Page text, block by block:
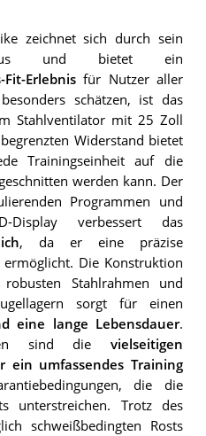
zeichnet sich durch sein
und bietet ein
Erlebnisfür Nutzer aller
schätzen, ist das
Stahlventilator mit 25 Zoll
Widerstand bietet
Trainingseinheit auf die
werden kann. Der
Programmen und
Display verbessert das
, da er eine präzise
Die Konstruktion
Stahlrahmen und
sorgt für einen
eine lange Lebensdauer.
sind die vielseitigen
ein umfassendes Training
die die
unterstreichen. Trotz des
schweißbedingten Rosts